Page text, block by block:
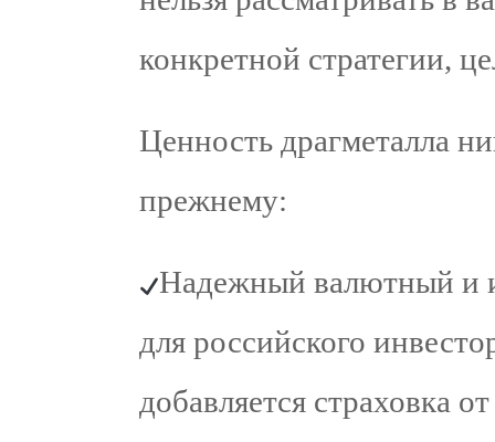
конкретной стратегии,
Ценность драгметалла
прежнему:
Надежный валютный и
для российского
добавляется страховка